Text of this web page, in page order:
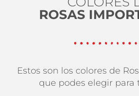
ROSAS
Estos son los colores de
que podes elegir para